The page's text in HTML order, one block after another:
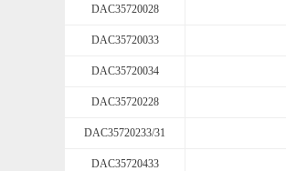
DAC35720028
DAC35720033
DAC35720034
DAC35720228
DAC35720233/31
DAC35720433